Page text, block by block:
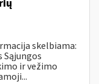
skelbiama:
Sąjungos
ir vežimo